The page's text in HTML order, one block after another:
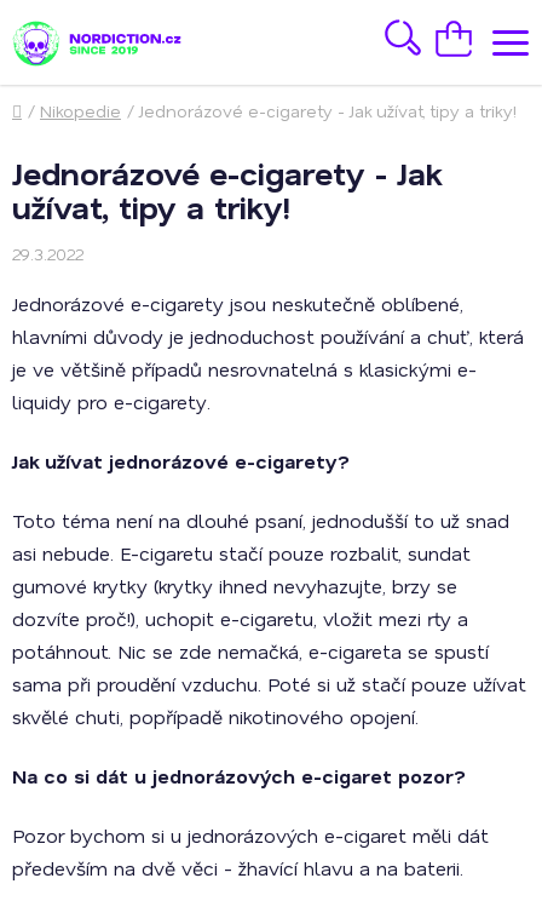
na
obsah
HledatNákupní
košík
Domů
/ Nikopedie / Jednorázové e-cigarety - Jak užívat, tipy a triky!
Jednorázové e-cigarety - Jak
užívat, tipy a triky!
29.3.2022
Jednorázové e-cigarety jsou neskutečně oblíbené,
hlavními důvody je jednoduchost používání a chuť, která
je ve většině případů nesrovnatelná s klasickými e-
liquidy pro e-cigarety.
Jak užívat jednorázové e-cigarety?
Toto téma není na dlouhé psaní, jednodušší to už snad
asi nebude. E-cigaretu stačí pouze rozbalit, sundat
gumové krytky (krytky ihned nevyhazujte, brzy se
dozvíte proč!), uchopit e-cigaretu, vložit mezi rty a
potáhnout. Nic se zde nemačká, e-cigareta se spustí
sama při proudění vzduchu. Poté si už stačí pouze užívat
skvělé chuti, popřípadě nikotinového opojení.
Na co si dát u jednorázových e-cigaret pozor?
Pozor bychom si u jednorázových e-cigaret měli dát
především na dvě věci - žhavící hlavu a na baterii.